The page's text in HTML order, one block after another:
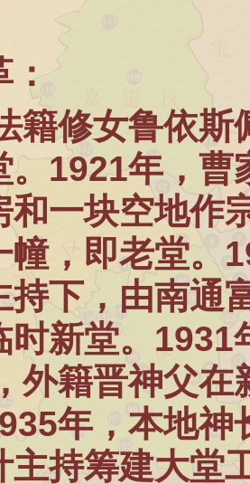
籍修女鲁依斯
1921年，曹
和一块空地作
，即老堂。
持下，由南通
新堂。 1931
外籍晋神父在
年，本地神
主持筹建大堂